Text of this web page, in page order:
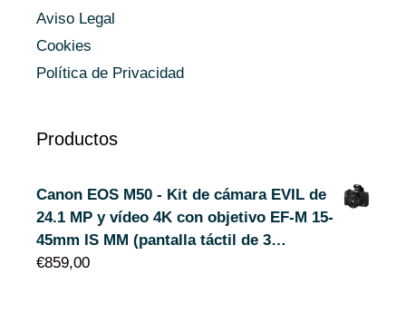
Aviso Legal
Cookies
Política de Privacidad
Productos
Canon EOS M50 - Kit de cámara EVIL de
24.1 MP y vídeo 4K con objetivo EF-M 15-
45mm IS MM (pantalla táctil de 3…
€859,00